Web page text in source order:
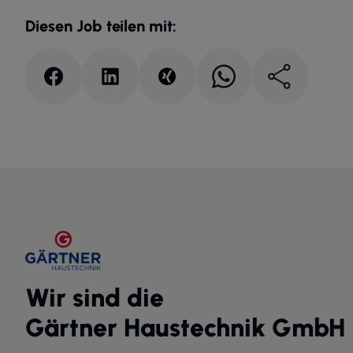
Diesen Job teilen mit:
Wir sind die
Gärtner Haustechnik GmbH